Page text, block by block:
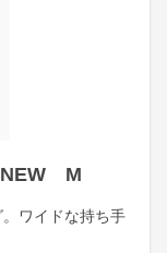
NEW M
ワイドな持ち手